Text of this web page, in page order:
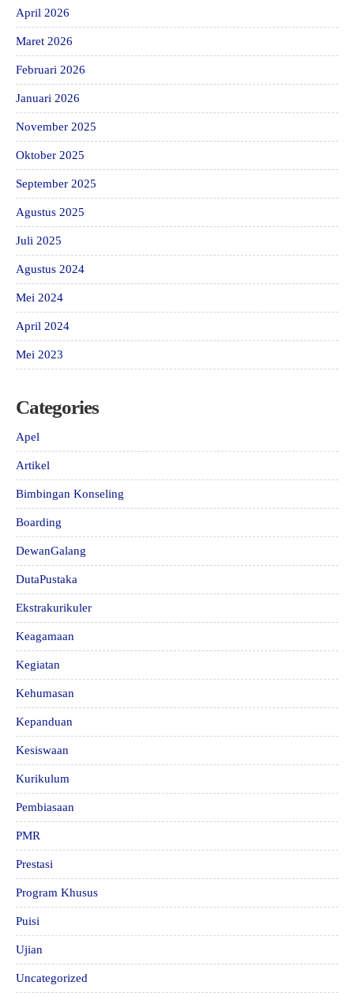
April 2026
Maret 2026
Februari 2026
Januari 2026
November 2025
Oktober 2025
September 2025
Agustus 2025
Juli 2025
Agustus 2024
Mei 2024
April 2024
Mei 2023
Categories
Apel
Artikel
Bimbingan Konseling
Boarding
DewanGalang
DutaPustaka
Ekstrakurikuler
Keagamaan
Kegiatan
Kehumasan
Kepanduan
Kesiswaan
Kurikulum
Pembiasaan
PMR
Prestasi
Program Khusus
Puisi
Ujian
Uncategorized